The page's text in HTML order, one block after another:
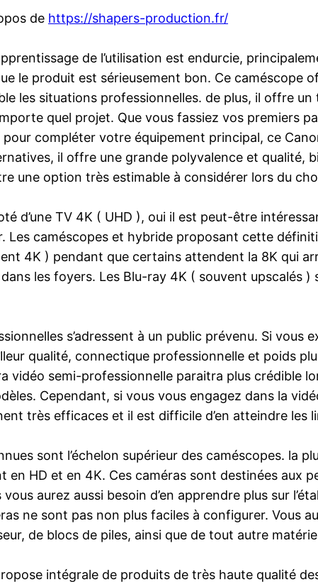
de https://shapers-production.fr/
de l’utilisation est endurcie,
le produit est sérieusement bon. Ce
les situations professionnelles. de plus, il offre
quel projet. Que vous fassiez vos premiers
compléter votre équipement principal, ce
il offre une grande polyvalence et qualité,
une option très estimable à considérer lors du
d’une TV 4K ( UHD ), oui il est peut-être
Les caméscopes et hybride proposant cette
4K ) pendant que certains attendent la 8K qui
les foyers. Les Blu-ray 4K ( souvent upscalés
s’adressent à un public prévenu. Si
qualité, connectique professionnelle et poids
vidéo semi-professionnelle paraitra plus crédible
Cependant, si vous vous engagez dans la
très efficaces et il est difficile d’en atteindre les
sont l’échelon supérieur des caméscopes.
en HD et en 4K. Ces caméras sont destinées aux
aurez aussi besoin d’en apprendre plus sur
ne sont pas non plus faciles à configurer. Vous
de blocs de piles, ainsi que de tout autre
intégrale de produits de très haute qualité